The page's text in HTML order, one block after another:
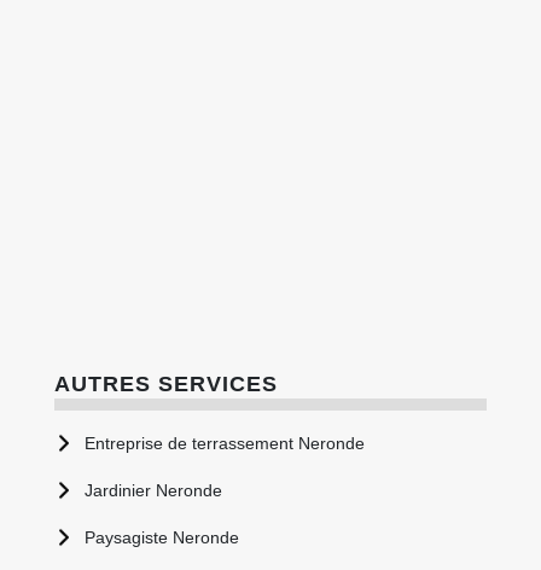
AUTRES SERVICES
Entreprise de terrassement Neronde
Jardinier Neronde
Paysagiste Neronde